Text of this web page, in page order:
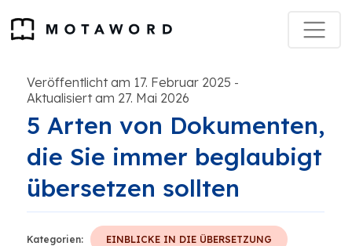
Veröffentlicht am 17. Februar 2025 -
Aktualisiert am 27. Mai 2026
5 Arten von Dokumenten,
die Sie immer beglaubigt
übersetzen sollten
Kategorien: EINBLICKE IN DIE ÜBERSETZUNG